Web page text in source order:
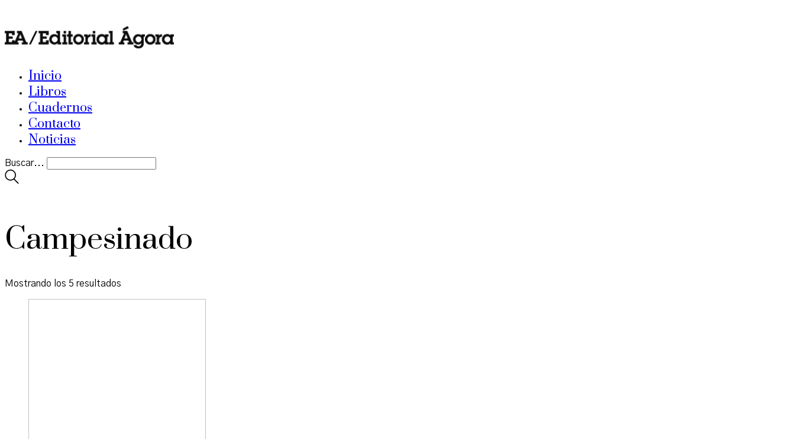
Inicio
Libros
Cuadernos
Contacto
Noticias
Buscar...
Campesinado
Mostrando los 5 resultados